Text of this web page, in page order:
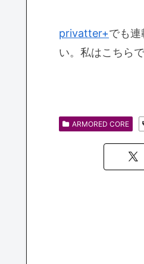
privatter+でも
い。私はこちら
ARMORED CORE